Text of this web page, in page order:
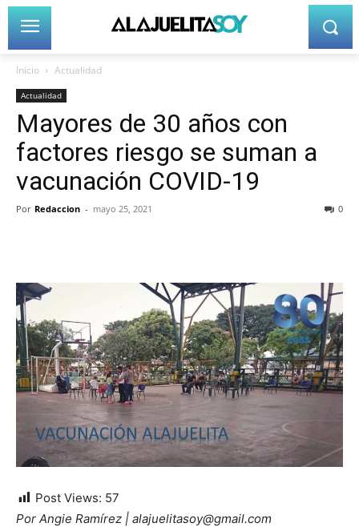
Inicio Actualidad
Actualidad
Mayores de 30 años con
factores riesgo se suman a
vacunación COVID-19
Por Redaccion - mayo 25, 2021 0
Post Views: 57
Por Angie Ramírez | alajuelitasoy@gmail.com